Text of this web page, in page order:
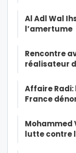
Al Adl Wal
l’amertume
Rencontre
réalisateur
Affaire
France
Mohammed
lutte contre